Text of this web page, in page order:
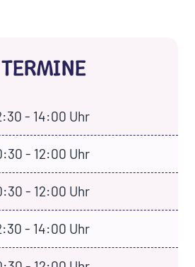
- 14:00 Uhr
- 12:00 Uhr
- 12:00 Uhr
- 14:00 Uhr